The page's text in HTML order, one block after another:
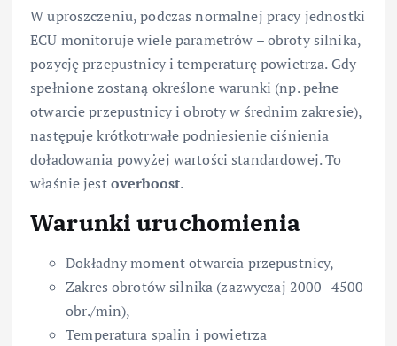
W uproszczeniu, podczas normalnej pracy jednostki
ECU monitoruje wiele parametrów – obroty silnika,
pozycję przepustnicy i temperaturę powietrza. Gdy
spełnione zostaną określone warunki (np. pełne
otwarcie przepustnicy i obroty w średnim zakresie),
następuje krótkotrwałe podniesienie ciśnienia
doładowania powyżej wartości standardowej. To
właśnie jestoverboost.
Warunki uruchomienia
Dokładny moment otwarcia przepustnicy,
Zakres obrotów silnika (zazwyczaj 2000–4500
obr./min),
Temperatura spalin i powietrza